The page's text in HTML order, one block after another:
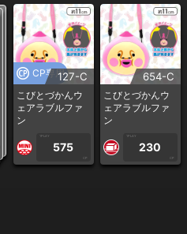
CP専用127-C
こびとづかんウ
ェアラブルファ
ン
1PLAY
575
CP
654-C
こびとづかんウ
ェアラブルファ
ン
1PLAY
230
CP